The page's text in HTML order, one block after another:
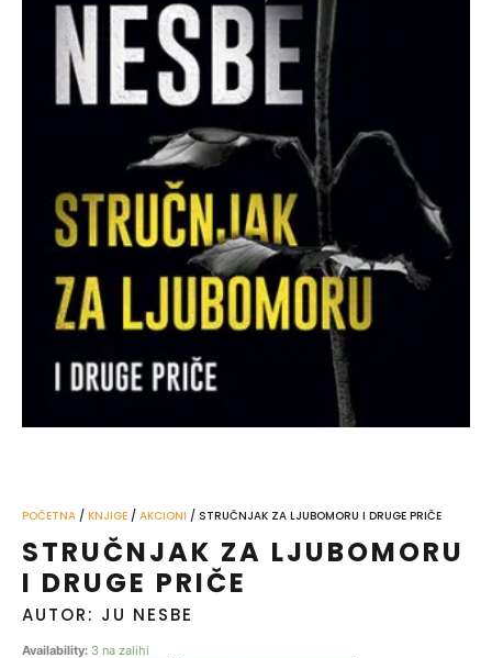
POČETNA / KNJIGE / AKCIONI / STRUČNJAK ZA LJUBOMORU I DRUGE PRIČE
STRUČNJAK ZA LJUBOMORU
I DRUGE PRIČE
AUTOR: JU NESBE
Availability: 3 na zalihi
Stručnjak